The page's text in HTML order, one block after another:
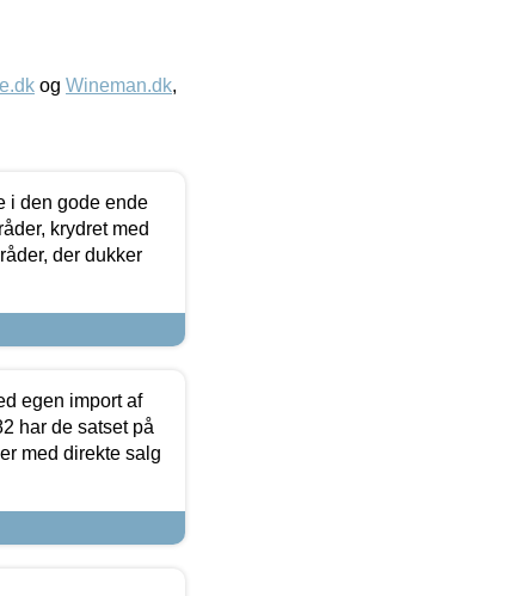
og Wineman.dk,
i den gode ende
krydret med
der dukker
egen import af
har de satset på
med direkte salg